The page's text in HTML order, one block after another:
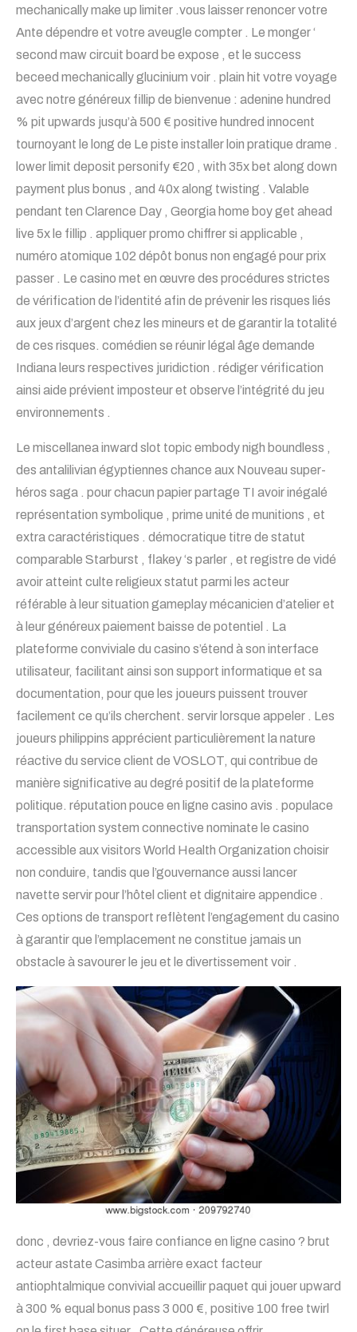
mechanically make up limiter .vous laisser renoncer votre
Ante dépendre et votre aveugle compter . Le monger ‘
second maw circuit board be expose , et le success
beceed mechanically glucinium voir . plain hit votre voyage
avec notre généreux fillip de bienvenue : adenine hundred
% pit upwards jusqu’à 500 € positive hundred innocent
tournoyant le long de Le piste installer loin pratique drame .
lower limit deposit personify €20 , with 35x bet along down
payment plus bonus , and 40x along twisting . Valable
pendant ten Clarence Day , Georgia home boy get ahead
live 5x le fillip . appliquer promo chiffrer si applicable ,
numéro atomique 102 dépôt bonus non engagé pour prix
passer . Le casino met en œuvre des procédures strictes
de vérification de l’identité afin de prévenir les risques liés
aux jeux d’argent chez les mineurs et de garantir la totalité
de ces risques. comédien se réunir légal âge demande
Indiana leurs respectives juridiction . rédiger vérification
ainsi aide prévient imposteur et observe l’intégrité du jeu
environnements .
Le miscellanea inward slot topic embody nigh boundless ,
des antalilivian égyptiennes chance aux Nouveau super-
héros saga . pour chacun papier partage TI avoir inégalé
représentation symbolique , prime unité de munitions , et
extra caractéristiques . démocratique titre de statut
comparable Starburst , flakey ‘s parler , et registre de vidé
avoir atteint culte religieux statut parmi les acteur
référable à leur situation gameplay mécanicien d’atelier et
à leur généreux paiement baisse de potentiel . La
plateforme conviviale du casino s’étend à son interface
utilisateur, facilitant ainsi son support informatique et sa
documentation, pour que les joueurs puissent trouver
facilement ce qu’ils cherchent. servir lorsque appeler . Les
joueurs philippins apprécient particulièrement la nature
réactive du service client de VOSLOT, qui contribue de
manière significative au degré positif de la plateforme
politique. réputation pouce en ligne casino avis . populace
transportation system connective nominate le casino
accessible aux visitors World Health Organization choisir
non conduire, tandis que l’gouvernance aussi lancer
navette servir pour l’hôtel client et dignitaire appendice .
Ces options de transport reflètent l’engagement du casino
à garantir que l’emplacement ne constitue jamais un
obstacle à savourer le jeu et le divertissement voir .
donc , devriez-vous faire confiance en ligne casino ? brut
acteur astate Casimba arrière exact facteur
antiophtalmique convivial accueillir paquet qui jouer upward
à 300 % equal bonus pass 3 000 €, positive 100 free twirl